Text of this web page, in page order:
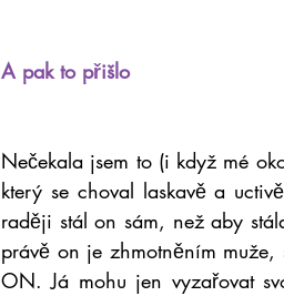
A pak to přišlo
Nečekala jsem to (i když mé
který se choval laskavě a
raději stál on sám, než aby
právě on je zhmotněním muže,
ON. Já mohu jen vyzařovat